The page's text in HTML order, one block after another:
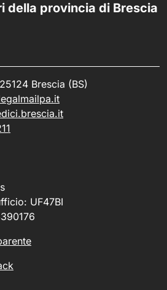
della provincia di Brescia
Brescia (BS)
UF47BI